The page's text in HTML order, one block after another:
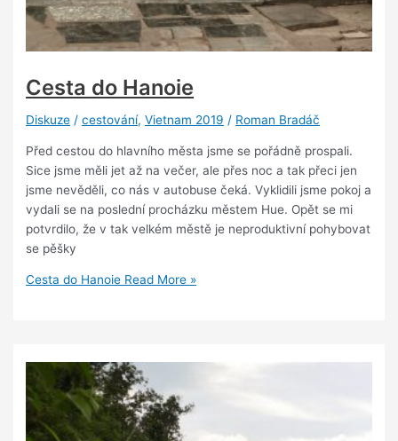
Cesta do Hanoie
Diskuze /cestování,Vietnam 2019 / Roman Bradáč
Před cestou do hlavního města jsme se pořádně prospali.
Sice jsme měli jet až na večer, ale přes noc a tak přeci jen
jsme nevěděli, co nás v autobuse čeká. Vyklidili jsme pokoj a
vydali se na poslední procházku městem Hue. Opět se mi
potvrdilo, že v tak velkém městě je neproduktivní pohybovat
se pěšky
Cesta do Hanoie Read More »